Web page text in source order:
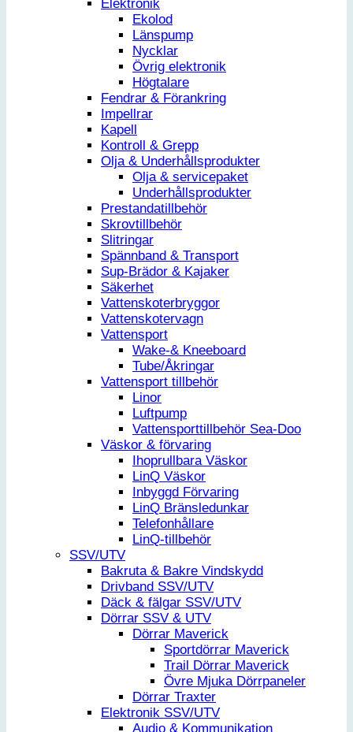
Elektronik
Ekolod
Länspump
Nycklar
Övrig elektronik
Högtalare
Fendrar & Förankring
Impellrar
Kapell
Kontroll & Grepp
Olja & Underhållsprodukter
Olja & servicepaket
Underhållsprodukter
Prestandatillbehör
Skrovtillbehör
Slitringar
Spännband & Transport
Sup-Brädor & Kajaker
Säkerhet
Vattenskoterbryggor
Vattenskotervagn
Vattensport
Wake-& Kneeboard
Tube/Åkringar
Vattensport tillbehör
Linor
Luftpump
Vattensporttillbehör Sea-Doo
Väskor & förvaring
Ihoprullbara Väskor
LinQ Väskor
Inbyggd Förvaring
LinQ Bränsledunkar
Telefonhållare
LinQ-tillbehör
SSV/UTV
Bakruta & Bakre Vindskydd
Drivband SSV/UTV
Däck & fälgar SSV/UTV
Dörrar SSV & UTV
Dörrar Maverick
Sportdörrar Maverick
Trail Dörrar Maverick
Övre Mjuka Dörrpaneler
Dörrar Traxter
Elektronik SSV/UTV
Audio & Kommunikation